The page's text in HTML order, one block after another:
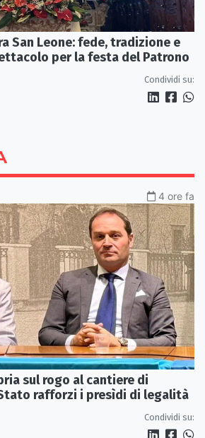
San Leone: fede, tradizione e
per la festa del Patrono
Condividi su:
4 ore fa
sul rogo al cantiere di
rafforzi i presìdi di legalità
Condividi su: